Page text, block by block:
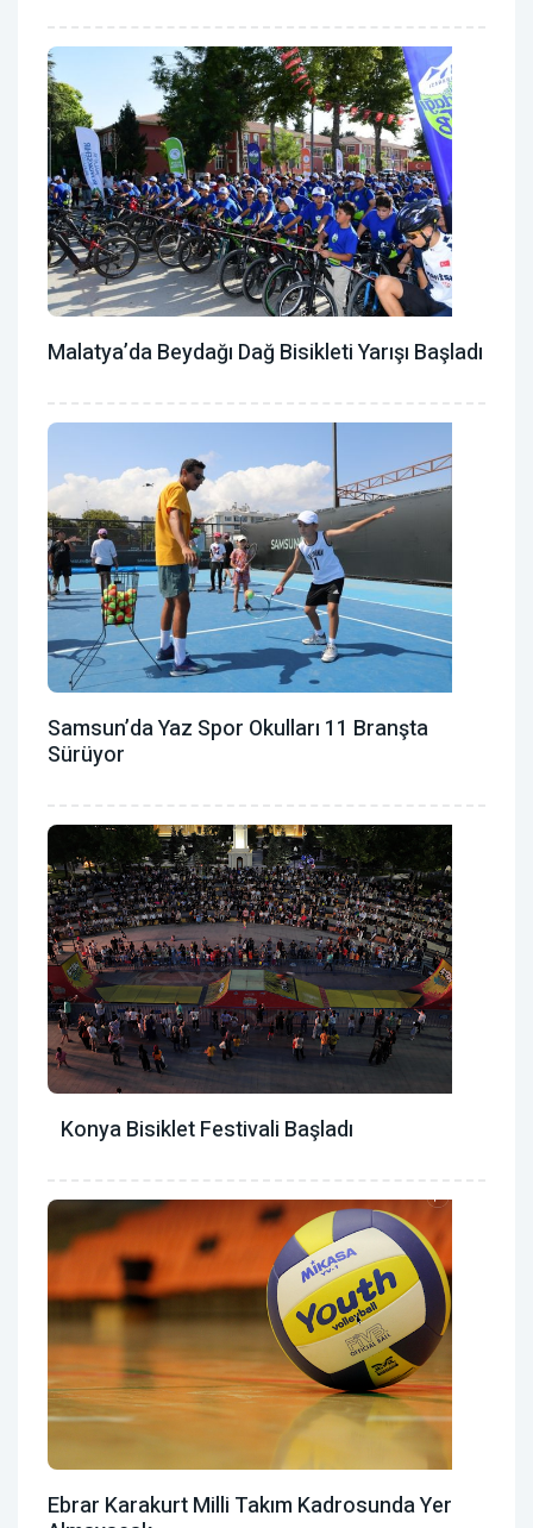
Malatya’da Beydağı Dağ Bisikleti Yarışı Başladı
Samsun’da Yaz Spor Okulları 11 Branşta
Sürüyor
Konya Bisiklet Festivali Başladı
Ebrar Karakurt Milli Takım Kadrosunda Yer